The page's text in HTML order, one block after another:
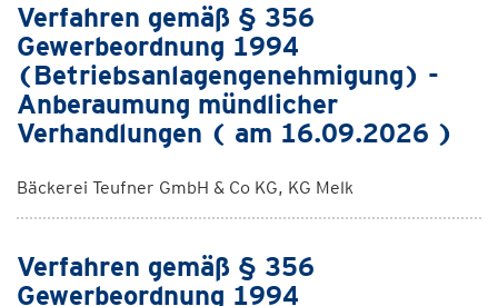
Verfahren gemäß § 356
Gewerbeordnung 1994
(Betriebsanlagengenehmigung) -
Anberaumung mündlicher
Verhandlungen ( am 16.09.2026 )
Bäckerei Teufner GmbH & Co KG, KG Melk
Verfahren gemäß § 356
Gewerbeordnung 1994